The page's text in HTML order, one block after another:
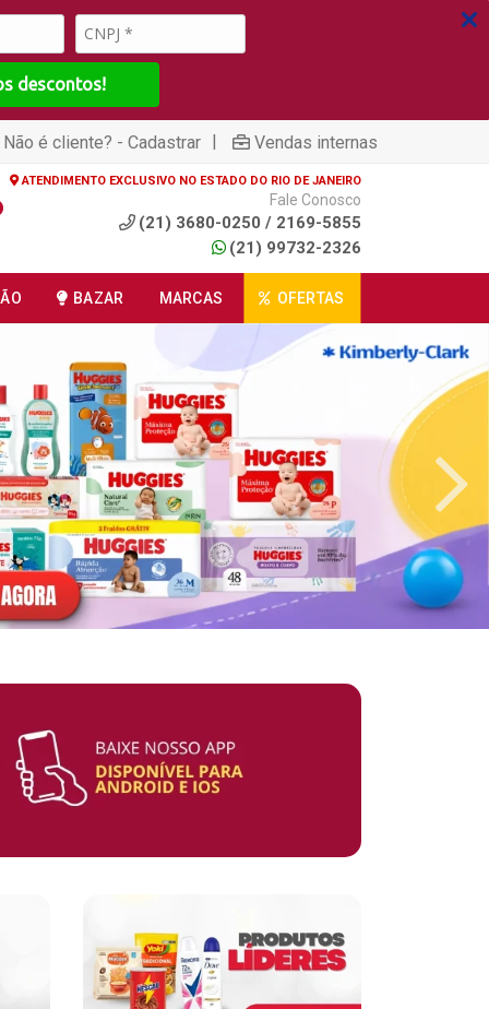
descontos!
Não é cliente? - Cadastrar | Vendas internas
ATENDIMENTO EXCLUSIVO NO ESTADO DO RIO DE JANEIRO
Fale Conosco
(21) 3680-0250 / 2169-5855
(21) 99732-2326
BAZAR MARCAS OFERTAS